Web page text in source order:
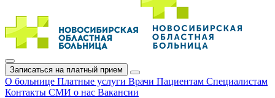
Записаться на платный прием
О больнице Платные услуги Врачи Пациентам Специалистам
Контакты СМИ о нас Вакансии